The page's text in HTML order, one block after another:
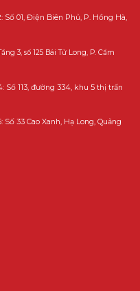
Số 01, Điện Biên Phủ, P. Hồng Hà,
3, số 125 Bái Tử Long, P. Cẩm
Số 113, đường 334, khu 5 thị trấn
33 Cao Xanh, Hạ Long, Quảng